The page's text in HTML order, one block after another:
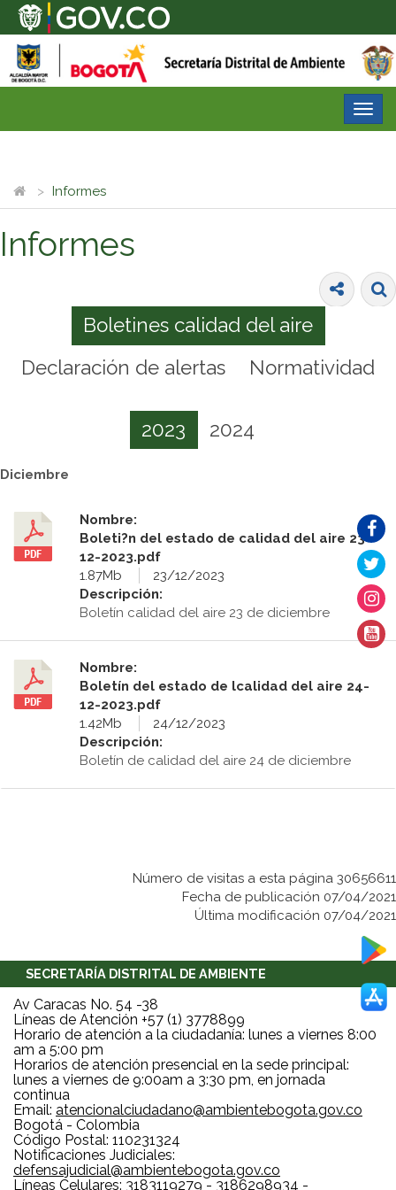
Informes
Informes
Boletines calidad del aire
Declaración de alertas
Normatividad
2023 2024
Diciembre
Nombre:
Boleti?n del estado de calidad del aire 23-
12-2023.pdf
1.87Mb
23/12/2023
Descripción:
Boletín calidad del aire 23 de diciembre
Nombre:
Boletín del estado de lcalidad del aire 24-
12-2023.pdf
1.42Mb
24/12/2023
Descripción:
Boletín de calidad del aire 24 de diciembre
Número de visitas a esta página 30656611
Fecha de publicación 07/04/2021
Última modificación 07/04/2021
SECRETARÍA DISTRITAL DE AMBIENTE
Av Caracas No. 54 -38
Líneas de Atención +57 (1) 3778899
Horario de atención a la ciudadanía: lunes a viernes 8:00
am a 5:00 pm
Horarios de atención presencial en la sede principal:
lunes a viernes de 9:00am a 3:30 pm, en jornada
continua
Email: atencionalciudadano@ambientebogota.gov.co
Bogotá - Colombia
Código Postal: 110231324
Notificaciones Judiciales:
defensajudicial@ambientebogota.gov.co
Líneas Celulares: 3183119279 - 3186298934 -